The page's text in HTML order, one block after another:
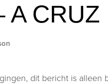
A
dit bericht is alleen